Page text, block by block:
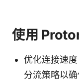
使用
优化连接速
分流策略以